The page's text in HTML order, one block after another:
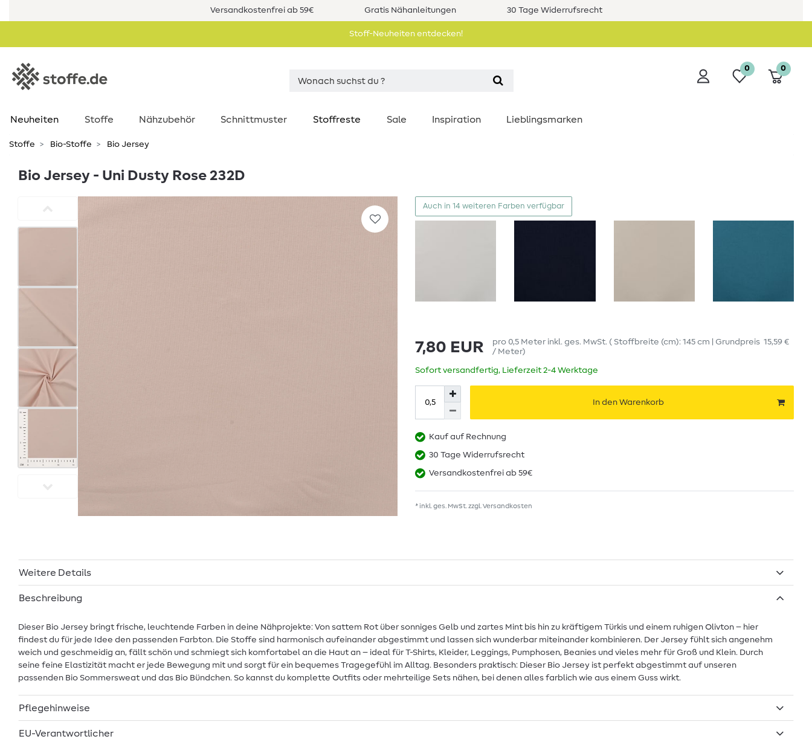
Versandkostenfrei ab 59€ Gratis Nähanleitungen 30 Tage Widerrufsrecht
Stoff-Neuheiten entdecken!
0 0
Neuheiten Stoffe Nähzubehör Schnittmuster Stoffreste Sale Inspiration Lieblingsmarken
Stoffe Bio-Stoffe Bio Jersey
Bio Jersey - Uni Dusty Rose 232D
Auch in 14 weiteren Farben verfügbar
7,80 EUR pro 0,5 Meter inkl. ges. MwSt. ( Stoffbreite (cm): 145 cm | Grundpreis 15,59 €
/ Meter)
Sofort versandfertig, Lieferzeit 2-4 Werktage
In den Warenkorb
Kauf auf Rechnung
30 Tage Widerrufsrecht
Versandkostenfrei ab 59€
* inkl. ges. MwSt. zzgl.Versandkosten
Weitere Details
Beschreibung
Dieser Bio Jersey bringt frische, leuchtende Farben in deine Nähprojekte: Von sattem Rot über sonniges Gelb und zartes Mint bis hin zu kräftigem Türkis und einem ruhigen Olivton – hier
findest du für jede Idee den passenden Farbton. Die Stoffe sind harmonisch aufeinander abgestimmt und lassen sich wunderbar miteinander kombinieren. Der Jersey fühlt sich angenehm
weich und geschmeidig an, fällt schön und schmiegt sich komfortabel an die Haut an – ideal für T-Shirts, Kleider, Leggings, Pumphosen, Beanies und vieles mehr für Groß und Klein. Durch
seine feine Elastizität macht er jede Bewegung mit und sorgt für ein bequemes Tragegefühl im Alltag. Besonders praktisch: Dieser Bio Jersey ist perfekt abgestimmt auf unseren
passenden Bio Sommersweat und das Bio Bündchen. So kannst du komplette Outfits oder mehrteilige Sets nähen, bei denen alles farblich wie aus einem Guss wirkt.
Pflegehinweise
EU-Verantwortlicher